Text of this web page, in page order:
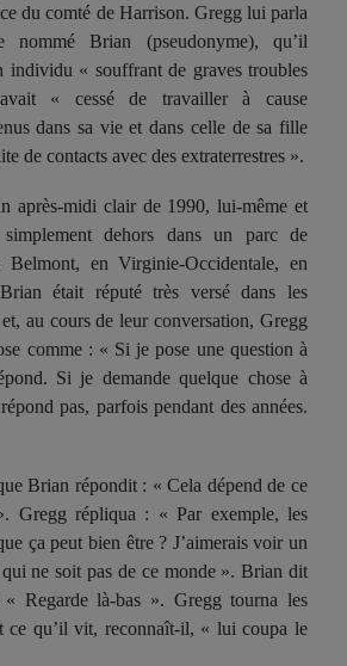
du comté de Harrison. Gregg lui parla
nommé Brian (pseudonyme), qu’il
individu « souffrant de graves troubles
« cessé de travailler à cause
dans sa vie et dans celle de sa fille
de contacts avec des extraterrestres ».
après-midi clair de 1990, lui-même et
dehors dans un parc de
Belmont, en Virginie-Occidentale, en
était réputé très versé dans les
au cours de leur conversation, Gregg
comme : « Si je pose une question à
Si je demande quelque chose à
pas, parfois pendant des années.
Brian répondit : « Cela dépend de ce
Gregg répliqua : « Par exemple, les
ça peut bien être ? J’aimerais voir un
ne soit pas de ce monde ». Brian dit
Regarde là-bas ». Gregg tourna les
ce qu’il vit, reconnaît-il, « lui coupa le